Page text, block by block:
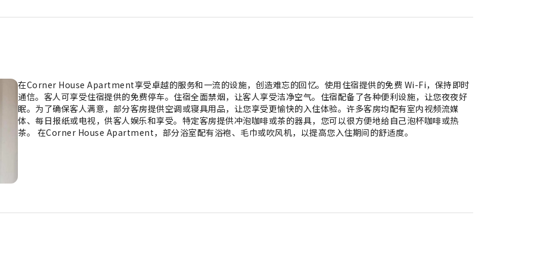
在Corner House Apartment享受卓越的服务和一流的设施，创造难忘的回忆。使用住宿提供的免费 Wi-Fi，保持即时
通信。客人可享受住宿提供的免费停车。住宿全面禁烟，让客人享受洁净空气。住宿配备了各种便利设施，让您夜夜好
眠。为了确保客人满意，部分客房提供空调或寝具用品，让您享受更愉快的入住体验。许多客房均配有室内视频流媒
体、每日报纸或电视，供客人娱乐和享受。特定客房提供冲泡咖啡或茶的器具，您可以很方便地给自己泡杯咖啡或热
茶。 在Corner House Apartment，部分浴室配有浴袍、毛巾或吹风机，以提高您入住期间的舒适度。